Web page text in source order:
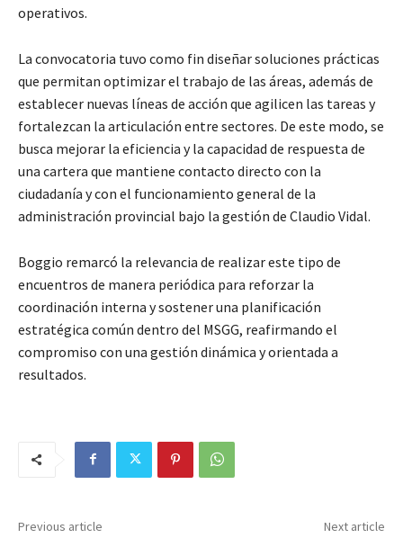
operativos.
La convocatoria tuvo como fin diseñar soluciones prácticas
que permitan optimizar el trabajo de las áreas, además de
establecer nuevas líneas de acción que agilicen las tareas y
fortalezcan la articulación entre sectores. De este modo, se
busca mejorar la eficiencia y la capacidad de respuesta de
una cartera que mantiene contacto directo con la
ciudadanía y con el funcionamiento general de la
administración provincial bajo la gestión de Claudio Vidal.
Boggio remarcó la relevancia de realizar este tipo de
encuentros de manera periódica para reforzar la
coordinación interna y sostener una planificación
estratégica común dentro del MSGG, reafirmando el
compromiso con una gestión dinámica y orientada a
resultados.
Previous article Next article